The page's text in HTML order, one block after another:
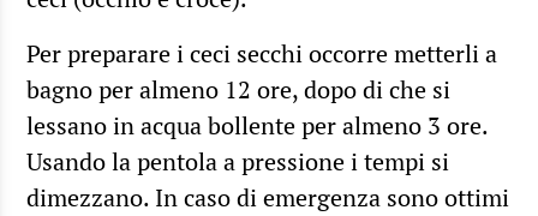
Per preparare i ceci secchi occorre metterli a
bagno per almeno 12 ore, dopo di che si
lessano in acqua bollente per almeno 3 ore.
Usando la pentola a pressione i tempi si
dimezzano. In caso di emergenza sono ottimi